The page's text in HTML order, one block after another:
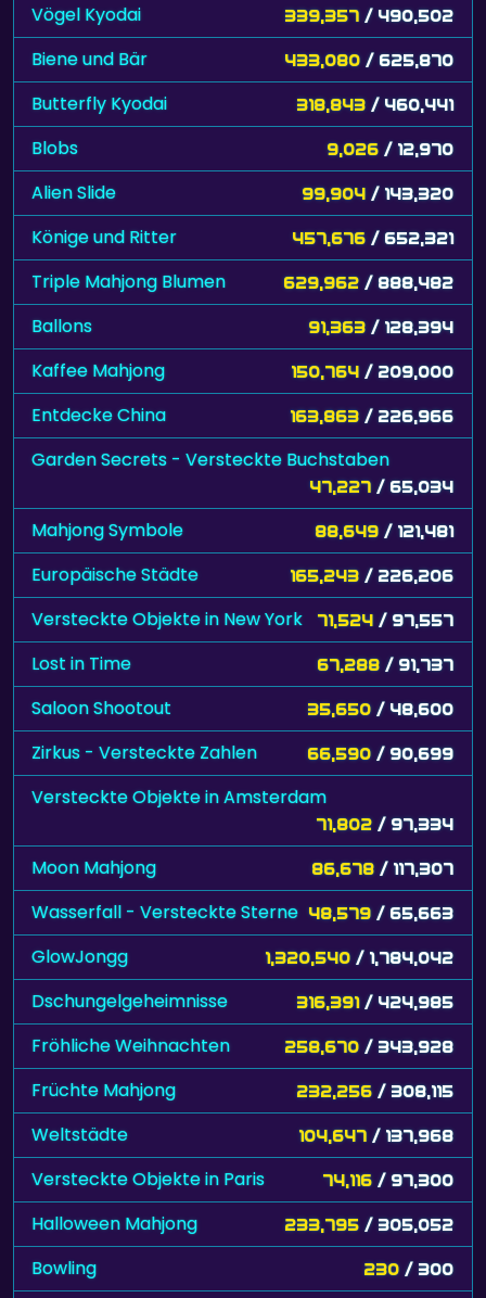
Vögel Kyodai 339,357 / 490,502
Biene und Bär 433,080 / 625,870
Butterfly Kyodai 318,843 / 460,441
Blobs 9,026 / 12,970
Alien Slide 99,904 / 143,320
Könige und Ritter 457,676 / 652,321
Triple Mahjong Blumen 629,962 / 888,482
Ballons 91,363 / 128,394
Kaffee Mahjong 150,764 / 209,000
Entdecke China 163,863 / 226,966
Garden Secrets - Versteckte Buchstaben
47,227 / 65,034
Mahjong Symbole 88,649 / 121,481
Europäische Städte 165,243 / 226,206
Versteckte Objekte in New York 71,524 / 97,557
Lost in Time 67,288 / 91,737
Saloon Shootout 35,650 / 48,600
Zirkus - Versteckte Zahlen 66,590 / 90,699
Versteckte Objekte in Amsterdam
71,802 / 97,334
Moon Mahjong 86,678 / 117,307
Wasserfall - Versteckte Sterne 48,579 / 65,663
GlowJongg 1,320,540 / 1,784,042
Dschungelgeheimnisse 316,391 / 424,985
Fröhliche Weihnachten 258,670 / 343,928
Früchte Mahjong 232,256 / 308,115
Weltstädte 104,647 / 137,968
Versteckte Objekte in Paris 74,116 / 97,300
Halloween Mahjong 233,795 / 305,052
Bowling 230 / 300